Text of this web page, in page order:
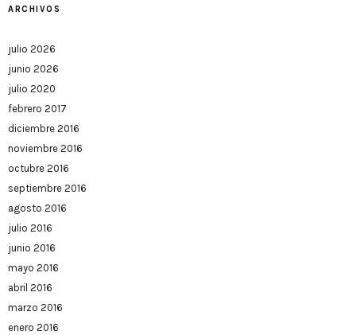
ARCHIVOS
julio 2026
junio 2026
julio 2020
febrero 2017
diciembre 2016
noviembre 2016
octubre 2016
septiembre 2016
agosto 2016
julio 2016
junio 2016
mayo 2016
abril 2016
marzo 2016
enero 2016